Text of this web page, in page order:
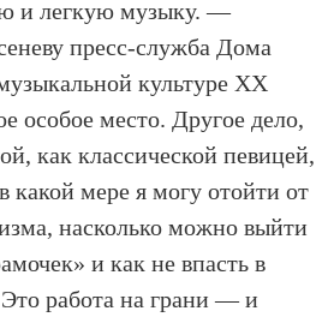
и легкую музыку. —
пресс-служба Дома
культуре XX
особое место. Другое дело,
как классической певицей,
какой мере я могу отойти от
насколько можно выйти
и как не впасть в
работа на грани — и